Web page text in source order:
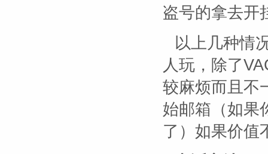
盗号的拿去开
以上几种情
人玩，除了
较麻烦而且不
始邮箱（如果
了）如果价值